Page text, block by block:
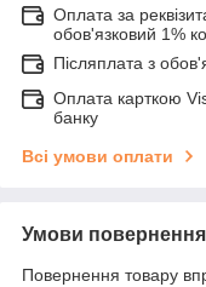
Оплата за
обов'язковий 1%
Післяплата з
Оплата карткою
банку
Всі умови оплати
Умови повернення
Повернення товару